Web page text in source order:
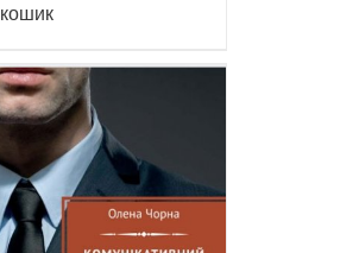
кошик